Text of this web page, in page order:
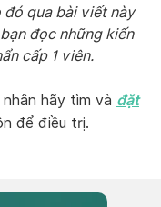
đó qua bài viết này
đọc những kiến
cấp 1 viên.
hãy tìm và đặt
để điều trị.